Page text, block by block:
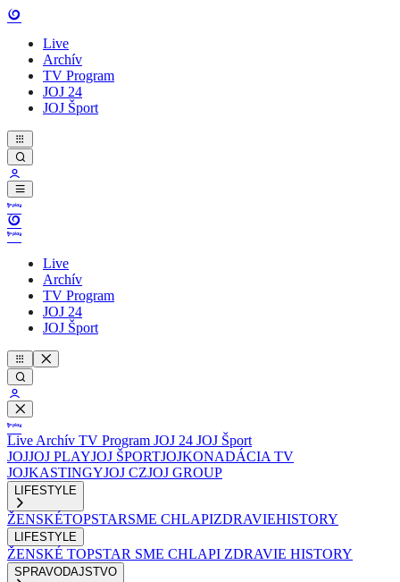
Live
Archív
TV Program
JOJ 24
JOJ Šport
Live
Archív
TV Program
JOJ 24
JOJ Šport
Live Archív TV Program JOJ 24 JOJ Šport
JOJJOJ PLAYJOJ ŠPORTJOJKONADÁCIA TV
JOJKASTINGYJOJ CZJOJ GROUP
LIFESTYLE
ŽENSKÉTOPSTARSME CHLAPIZDRAVIEHISTORY
LIFESTYLE
ŽENSKÉ TOPSTAR SME CHLAPI ZDRAVIE HISTORY
SPRAVODAJSTVO